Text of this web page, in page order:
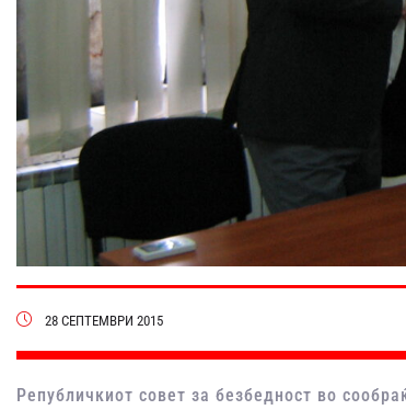
28 СЕПТЕМВРИ 2015
Републичкиот совет за безбедност во